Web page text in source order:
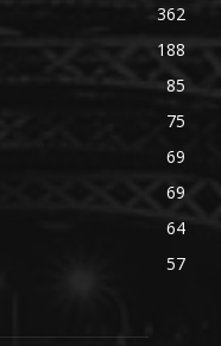
362
188
85
75
69
69
64
57